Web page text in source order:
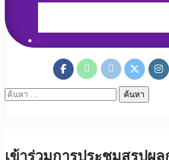
ค้นหา
เข้าร่วมการประชุมสรุปผ